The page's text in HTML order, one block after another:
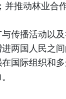
推动林业合
传播活动以
两国人民之
国际组织和